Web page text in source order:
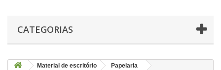
CATEGORIAS
Material de escritório
Papelaria